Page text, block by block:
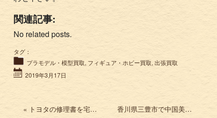
関連記事:
No related posts.
タグ：
プラモデル・模型買取, フィギュア・ホビー買取,出張買取
2019年3月17日
« トヨタの修理書を宅配買取 旧車 サービスマニュアル AE86 カローラ スプリンター 香川県三豊市で中国美術・芸術・書道関係の本などを出張買取 石濤 黄山八勝画冊 »